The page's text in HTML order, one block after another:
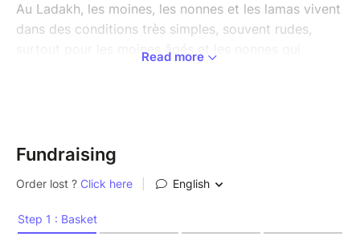
Au Ladakh, les moines, les nonnes et les lamas vivent
dans des conditions très simples, souvent rudes,
surtout pour les moines âgés et les nonnes qui
Besoins prioritaires :
• Chauffage et combustible
• Nourriture et produits de base
âgés
Read more
Fundraising